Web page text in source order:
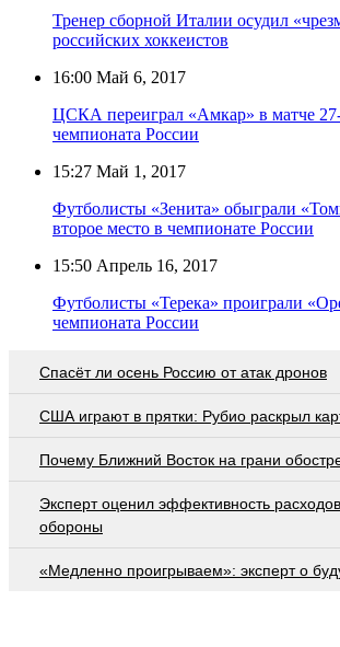
Тренер сборной Италии осудил
российских хоккеистов
16:00 Май 6, 2017
ЦСКА переиграл «Амкар» в матче 27-
чемпионата России
15:27 Май 1, 2017
Футболисты «Зенита» обыграли
второе место в чемпионате России
15:50 Апрель 16, 2017
Футболисты «Терека» проиграли
чемпионата России
Спасёт ли осень Россию от атак дронов
США играют в прятки: Рубио раскрыл
Почему Ближний Восток на грани
Эксперт оценил эффективность
обороны
«Медленно проигрываем»: эксперт о